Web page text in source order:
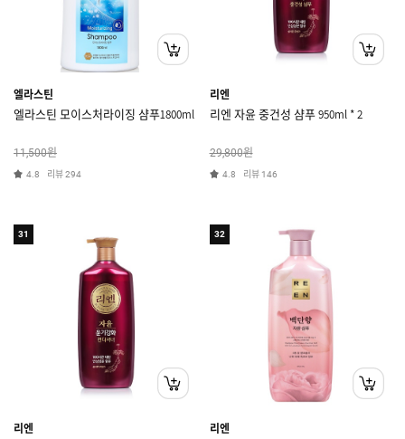
엘라스틴
엘라스틴 모이스처라이징 샴푸1800ml
11,500원
4.8 리뷰294
리엔
리엔 자윤 중건성 샴푸 950ml * 2
29,800원
4.8 리뷰 146
31
리엔
32
리엔